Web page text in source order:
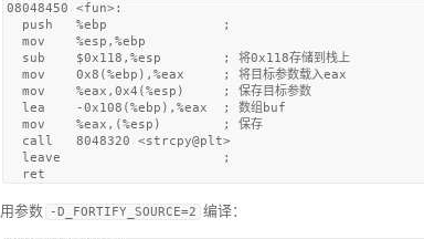
08048450 <fun>:
  push   %ebp               ;
  mov    %esp,%ebp
  sub    $0x118,%esp        ; 将0x118存储到栈上
  mov    0x8(%ebp),%eax     ; 将目标参数载入eax
  mov    %eax,0x4(%esp)     ; 保存目标参数
  lea    -0x108(%ebp),%eax  ; 数组buf
  mov    %eax,(%esp)        ; 保存
  call   8048320 <strcpy@plt>
  leave                     ;
用参数 -D_FORTIFY_SOURCE=2 编译：